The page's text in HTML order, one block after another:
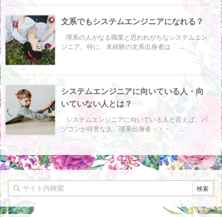
文系でもシステムエンジニアになれる？
理系の人がなる職業と思われがちなシステムエン
ジニア。特に、未経験の文系出身者は「 ...
システムエンジニアに向いている人・向
いていない人とは？
システムエンジニアに向いている人と言えば、パ
ソコンが得意な人、理系出身者・・・。 ...